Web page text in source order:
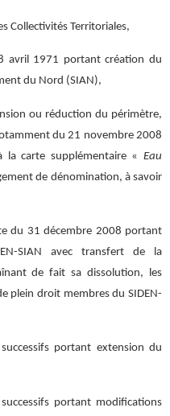
Collectivités Territoriales,
avril 1971 portant création du
du Nord (SIAN),
ou réduction du périmètre,
du 21 novembre 2008
la carte supplémentaire « Eau
de dénomination, à savoir
du 31 décembre 2008 portant
SIAN avec transfert de la
de fait sa dissolution, les
plein droit membres du SIDEN-
portant extension du
portant modifications